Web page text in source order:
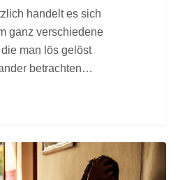
handelt es sich
ganz verschiedene
man lös gelöst
betrachten…
Was